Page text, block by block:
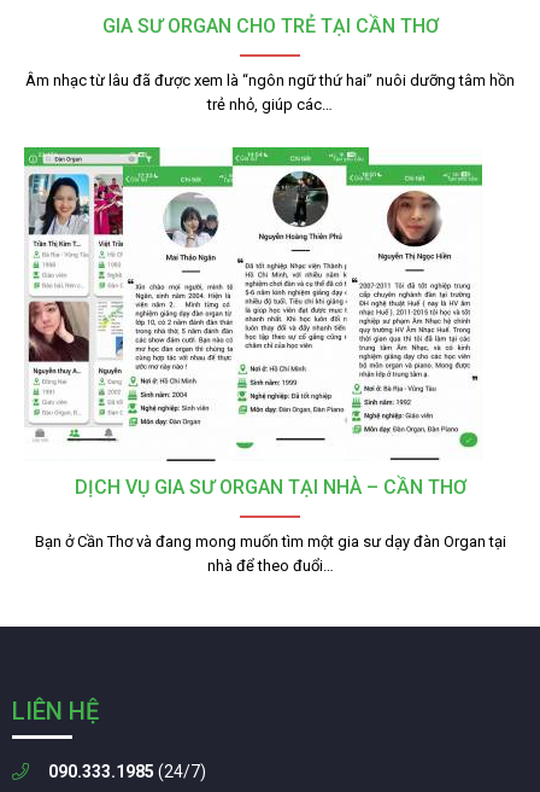
GIA SƯ ORGAN CHO TRẺ TẠI CẦN THƠ
Âm nhạc từ lâu đã được xem là “ngôn ngữ thứ hai” nuôi dưỡng tâm hồn
trẻ nhỏ, giúp các…
DỊCH VỤ GIA SƯ ORGAN TẠI NHÀ – CẦN THƠ
Bạn ở Cần Thơ và đang mong muốn tìm một gia sư dạy đàn Organ tại
nhà để theo đuổi…
LIÊN HỆ
090.333.1985 (24/7)